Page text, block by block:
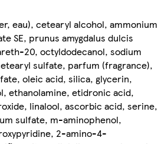
eau), cetearyl alcohol, ammonium
SE, prunus amygdalus dulcis
20, octyldodecanol, sodium
sulfate, parfum (fragrance),
oleic acid, silica, glycerin,
ethanolamine, etidronic acid,
linalool, ascorbic acid, serine,
sulfate, m-aminophenol,
2-amino-4-